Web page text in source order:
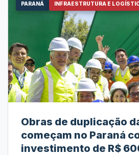
PARANÁ INFRAESTRUTURA E
Obras de duplicação
começam no Paraná
investimento de R$